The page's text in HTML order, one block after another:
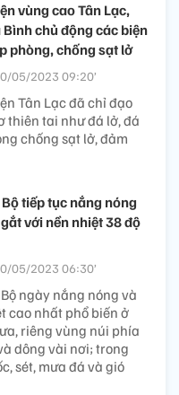
vùng cao Tân Lạc,
Bình chủ động các biện
phòng, chống sạt lở
05/2023 09:20’
Tân Lạc đã chỉ đạo
thiên tai như đá lở, đá
chống sạt lở, đảm
tiếp tục nắng nóng
với nền nhiệt 38 độ
05/2023 06:30’
ngày nắng nóng và
cao nhất phổ biến ở
riêng vùng núi phía
dông vài nơi; trong
sét, mưa đá và gió